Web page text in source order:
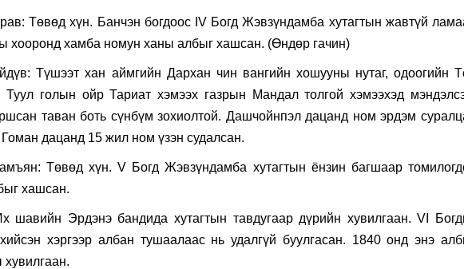
Төвөд хүн. Банчэн богдоос IV Богд Жэвзүндамба хутагтын жавтүй
хооронд хамба номун ханы албыг хашсан. (Өндөр гачин)
Түшээт хан аймгийн Дархан чин вангийн хошууны нутаг, одоогийн
голын ойр Тариат хэмээх газрын Мандал толгой хэмээхэд
таван боть сүнбүм зохиолтой. Дашчойнпэл дацанд ном эрдэм
дацанд 15 жил ном үзэн судалсан.
Төвөд хүн. V Богд Жэвзүндамба хутагтын ёнзин багшаар
хашсан.
Эрдэнэ бандида хутагтын тавдугаар дүрийн хувилгаан. VI
хэргээр албан тушаалаас нь удалгүй буулгасан. 1840 онд энэ